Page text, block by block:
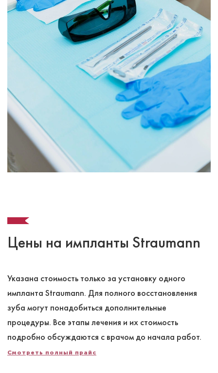
Цены на импланты Straumann
Указана стоимость только за установку одного
импланта Straumann. Для полного восстановления
зуба могут понадобиться дополнительные
процедуры. Все этапы лечения и их стоимость
подробно обсуждаются с врачом до начала работ.
Смотреть полный прайс